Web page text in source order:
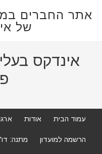
אתר החברים
של
אינדקס
עמוד הבית אודות
הרשמה למועדון מתנה: